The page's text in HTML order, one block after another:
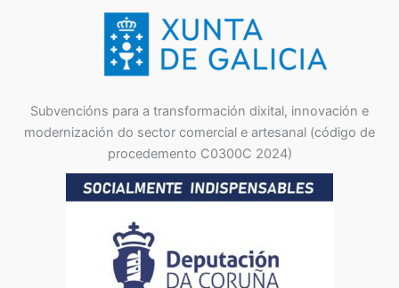
Subvencións para a transformación dixital, innovación e
modernización do sector comercial e artesanal (código de
procedemento C0300C 2024)